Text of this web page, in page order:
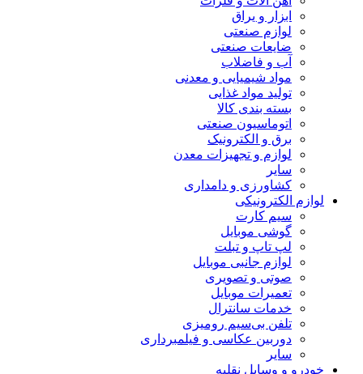
ابزار و یراق
لوازم صنعتی
ضایعات صنعتی
آب و فاضلاب
مواد شیمیایی و معدنی
تولید مواد غذایی
بسته بندی کالا
اتوماسیون صنعتی
برق و الکترونیک
لوازم و تجهیزات معدن
سایر
کشاورزی و دامداری
لوازم الکترونیکی
سیم کارت
گوشی موبایل
لپ تاپ و تبلت
لوازم جانبی موبایل
صوتی و تصویری
تعمیرات موبایل
خدمات سانترال
تلفن بی‌سیم رومیزی
دوربین عکاسی و فیلمبرداری
سایر
خودرو و وسایل نقلیه